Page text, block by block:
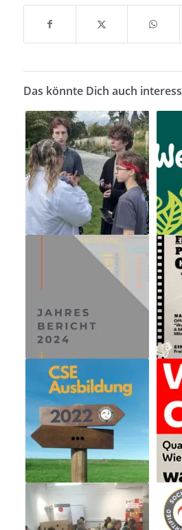
Das könnte Dich auch